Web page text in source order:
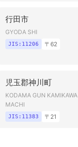
行田市
GYODA SHI
JIS: 11206 〒62
児玉郡神川町
KODAMA GUN KAMIKAWA
MACHI
JIS: 11383 〒 21